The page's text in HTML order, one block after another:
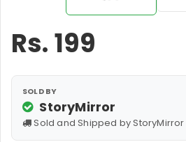
Rs.199
SOLD BY
StoryMirror
Sold and Shipped by StoryMirror